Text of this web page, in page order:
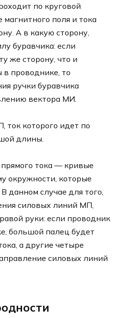
по круговой
поля и тока
А в какую сторону,
буравчика: если
же сторону, что и
в проводнике, то
ручки буравчика
вектора МИ.
которого идет по
длины.
тока — кривые
окружности, которые
данном случае для того,
силовых линий МП,
руки: если проводник
большой палец будет
а другие четыре
силовых линий